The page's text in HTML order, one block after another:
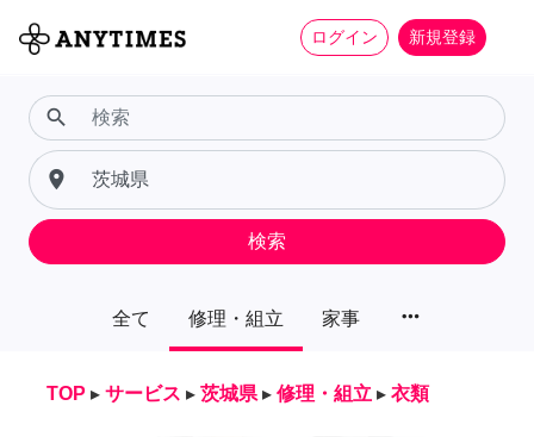
ログイン 新規登録
全て 修理・組立 家事 more_horiz
search
place
検索
TOP ▸ サービス ▸ 茨城県 ▸ 修理・組立 ▸ 衣類